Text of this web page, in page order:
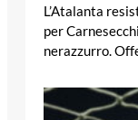
L’Atalanta
per
nerazzurro.